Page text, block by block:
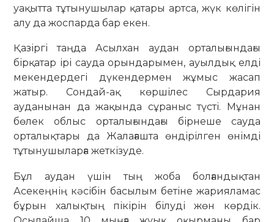
уақытта тұтынушылар қатары артса, жүк көлігін
алу да жоспарда бар екен.
Қазіргі таңда Асылхан аудан орталығындағы
бірқатар ірі сауда орындарымен, ауылдық елді
мекендердегі дүкендермен жұмыс жасап
жатыр. Сондай-ақ көршілес Сырдария
ауданынан да жақында сұраныс түсті. Мұнан
бөлек облыс орталығындағы бірнеше сауда
орталықтары да Жалағашта өндірілген өнімді
тұтынушыларға жеткізуде.
Бұл аудан үшін тың жоба болғандықтан
Асекеңнің кәсібін басылым бетіне жарияламас
бұрын халықтың пікірін білуді жөн көрдік.